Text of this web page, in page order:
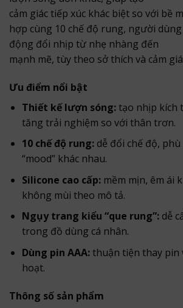
cảm giác tiếp xúc khác biệt so với bề
hợp cùng 10 chế độ rung, người
động đổi nhịp từ nhẹ nhàng đến
mạnh mẽ, tùy theo sở thích và cảm
Ưu điểm nổi bật
Thiết kế lượn sóng:tạo nhịp kích
tăng trải nghiệm so với thân trơn.
10 chế độ rung:dễ đổi chế độ,
“mood” khác nhau.
Silicone cao cấp:mềm mịn, êm ái
không mùi theo mô tả.
Ngụy trang kiểu “que rung”:dễ
trong đồ dùng cá nhân.
Dùng pin AAA:thuận tiện thay pin
hoạt.
Thông số sản phẩm